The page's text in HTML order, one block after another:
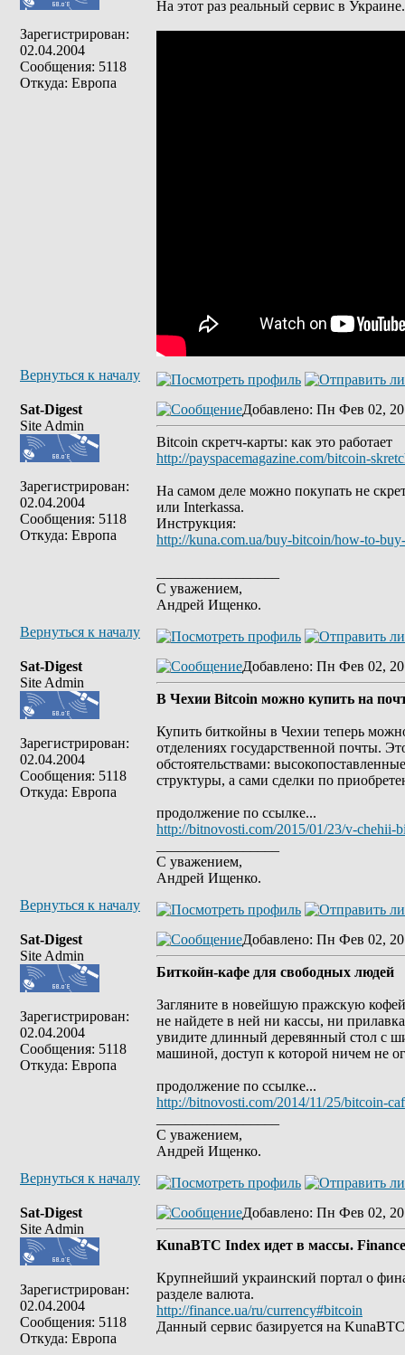
Зарегистрирован:
02.04.2004
Сообщения: 5118
Откуда: Европа
На этот раз реальный сервис в Украине.
Вернуться к началу
Sat-Digest
Site Admin
Зарегистрирован:
02.04.2004
Сообщения: 5118
Откуда: Европа
Добавлено: Пн Фев 02,
Bitcoin скретч-карты: как это работает
http://payspacemagazine.com/bitcoin-
На самом деле можно покупать не
или Interkassa.
Инструкция:
http://kuna.com.ua/buy-bitcoin/how-to-
С уважением,
Андрей Ищенко.
Вернуться к началу
Sat-Digest
Site Admin
Зарегистрирован:
02.04.2004
Сообщения: 5118
Откуда: Европа
Добавлено: Пн Фев 02,
В Чехии Bitcoin можно купить на
Купить биткойны в Чехии теперь
отделениях государственной почты.
обстоятельствами:
структуры, а сами сделки по
продолжение по ссылке...
http://bitnovosti.com/2015/01/23/v-chehii-
С уважением,
Андрей Ищенко.
Вернуться к началу
Sat-Digest
Site Admin
Зарегистрирован:
02.04.2004
Сообщения: 5118
Откуда: Европа
Добавлено: Пн Фев 02,
Биткойн-кафе для свободных людей
Загляните в новейшую пражскую
не найдете в ней ни кассы, ни
увидите длинный деревянный стол с
машиной, доступ к которой ничем не
продолжение по ссылке...
http://bitnovosti.com/2014/11/25/bitcoin-
С уважением,
Андрей Ищенко.
Вернуться к началу
Sat-Digest
Site Admin
Зарегистрирован:
02.04.2004
Сообщения: 5118
Откуда: Европа
Добавлено: Пн Фев 02,
KunaBTC Index идет в массы.
Крупнейший украинский портал о
разделе валюта.
http://finance.ua/ru/currency#bitcoin
Данный сервис базируется на